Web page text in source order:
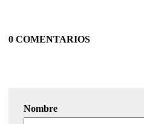
0 COMENTARIOS
Nombre